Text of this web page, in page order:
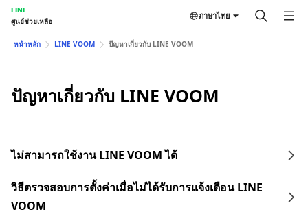
LINE
ศูนย์ช่วยเหลือ
ภาษาไทย
หน้าหลัก LINE VOOM ปัญหาเกี่ยวกับ LINE VOOM
ปัญหาเกี่ยวกับ LINE VOOM
ไม่สามารถใช้งาน LINE VOOM ได้
วิธีตรวจสอบการตั้งค่าเมื่อไม่ได้รับการแจ้งเตือน LINE
VOOM